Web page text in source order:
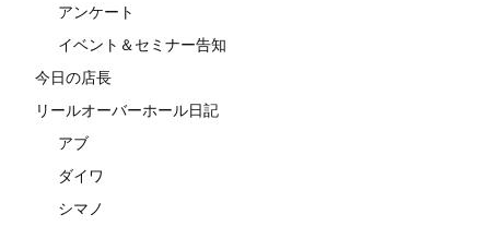
アンケート
イベント＆セミナー告知
今日の店長
リールオーバーホール日記
アブ
ダイワ
シマノ